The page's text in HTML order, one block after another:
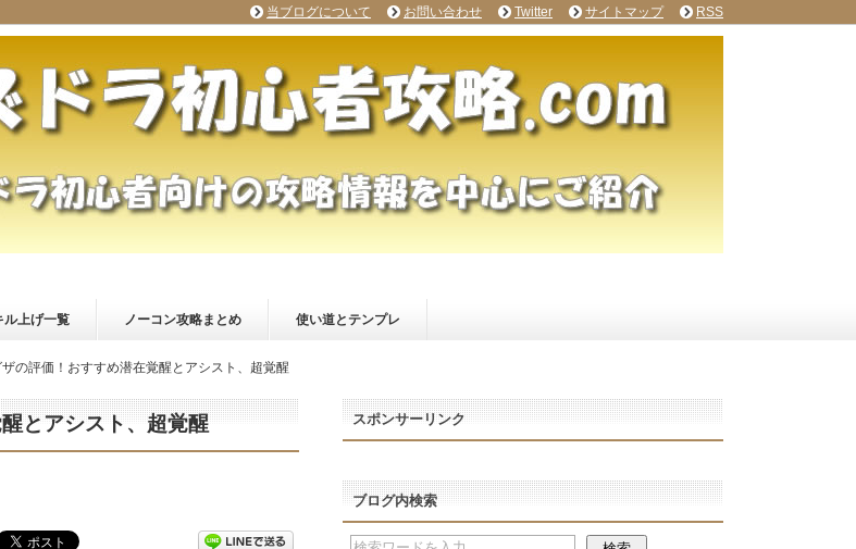
ル上げ一覧 ノーコン攻略まとめ 使い道とテンプレ
ザの評価！おすすめ潜在覚醒とアシスト、超覚醒
とアシスト、超覚醒 スポンサーリンク
ブログ内検索
当ブログについて お問い合わせ Twitter サイトマップ RSS